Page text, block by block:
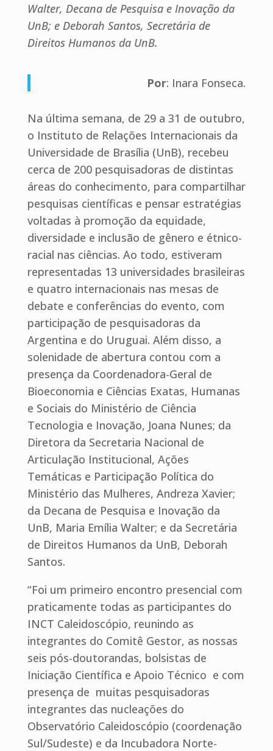
Walter, Decana de Pesquisa e Inovação da
UnB; e Deborah Santos, Secretária de
Direitos Humanos da UnB.
Por: Inara Fonseca.
Na última semana, de 29 a 31 de outubro,
o Instituto de Relações Internacionais da
Universidade de Brasília (UnB), recebeu
cerca de 200 pesquisadoras de distintas
áreas do conhecimento, para compartilhar
pesquisas científicas e pensar estratégias
voltadas à promoção da equidade,
diversidade e inclusão de gênero e étnico-
racial nas ciências. Ao todo, estiveram
representadas 13 universidades brasileiras
e quatro internacionais nas mesas de
debate e conferências do evento, com
participação de pesquisadoras da
Argentina e do Uruguai. Além disso, a
solenidade de abertura contou com a
presença da Coordenadora-Geral de
Bioeconomia e Ciências Exatas, Humanas
e Sociais do Ministério de Ciência
Tecnologia e Inovação, Joana Nunes; da
Diretora da Secretaria Nacional de
Articulação Institucional, Ações
Temáticas e Participação Política do
Ministério das Mulheres, Andreza Xavier;
da Decana de Pesquisa e Inovação da
UnB, Maria Emília Walter; e da Secretária
de Direitos Humanos da UnB, Deborah
Santos.
“Foi um primeiro encontro presencial com
praticamente todas as participantes do
INCT Caleidoscópio, reunindo as
integrantes do Comitê Gestor, as nossas
seis pós-doutorandas, bolsistas de
Iniciação Científica e Apoio Técnico e com
presença de muitas pesquisadoras
integrantes das nucleações do
Observatório Caleidoscópio (coordenação
Sul/Sudeste) e da Incubadora Norte-